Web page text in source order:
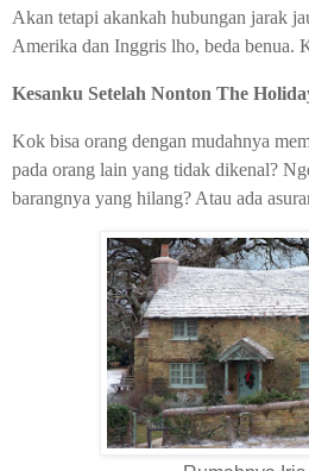
Akan tetapi akankah hubungan jarak
Amerika dan Inggris lho, beda benua.
Kesanku Setelah Nonton The
Kok bisa orang dengan mudahnya
pada orang lain yang tidak dikenal?
barangnya yang hilang? Atau ada